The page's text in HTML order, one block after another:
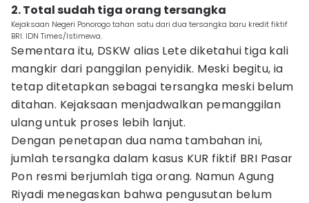
2. Total sudah tiga orang tersangka
Kejaksaan Negeri Ponorogo tahan satu dari dua tersangka baru kredit fiktif
BRI. IDN Times/Istimewa.
Sementara itu, DSKW alias Lete diketahui tiga kali
mangkir dari panggilan penyidik. Meski begitu, ia
tetap ditetapkan sebagai tersangka meski belum
ditahan. Kejaksaan menjadwalkan pemanggilan
ulang untuk proses lebih lanjut.
Dengan penetapan dua nama tambahan ini,
jumlah tersangka dalam kasus KUR fiktif BRI Pasar
Pon resmi berjumlah tiga orang. Namun Agung
Riyadi menegaskan bahwa pengusutan belum